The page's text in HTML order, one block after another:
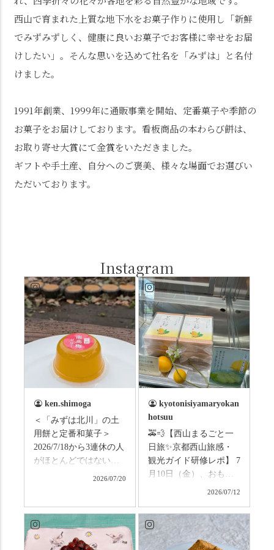
西山で育まれた上質な地下水をお菓子作りに使用し「新鮮
でみずみずしく、健康に良いお菓子でお客様に幸せをお届
けしたい」。そんな思いを込めて社名を「みずは」と名付
けました。
1991年創業、1999年に通販事業を開始、定番菓子や季節の
お菓子をお届けしております。看板商品の本わらび餅は、
お取り寄せ大賞にて金賞をいただきました。
ギフトや手土産、自分へのご褒美、様々な場面でお選びい
ただいております。
Instagram
ken.shimoga
＜「みずは北川」の土
用餅と定番和菓子＞
2026/7/18から3連休の人
がほとんどではないか
ものすごい暑さが続き
ますので、熱中症にな
らないようお互いに気
2026/07/20
kyotonisiyamaryokan
hotsuu
🚕💨【西山まるごと一
日旅✨京都西山旅感・
観光ガイド研修レポ】 7
月10日（金）、おもて
西山の魅力をぎゅっと
詰め込んだ観光ガイド
研修に行ってきまし
2026/07/12